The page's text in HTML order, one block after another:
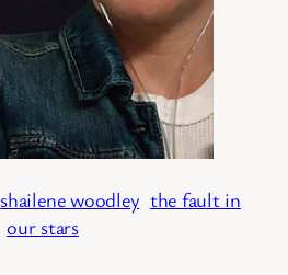
shailene woodley the fault in
our stars